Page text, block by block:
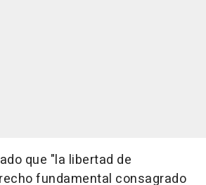
que "la libertad de
fundamental consagrado